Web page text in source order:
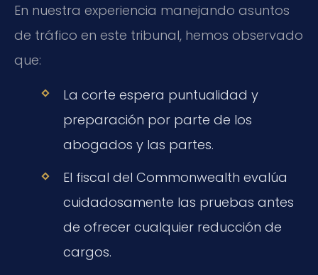
En nuestra experiencia manejando asuntos
de tráfico en este tribunal, hemos observado
que:
La corte espera puntualidad y
preparación por parte de los
abogados y las partes.
El fiscal del Commonwealth evalúa
cuidadosamente las pruebas antes
de ofrecer cualquier reducción de
cargos.